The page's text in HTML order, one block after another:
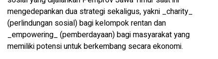
mengedepankan dua strategi sekaligus, yakni _charity_
(perlindungan sosial) bagi kelompok rentan dan
_empowering_ (pemberdayaan) bagi masyarakat yang
memiliki potensi untuk berkembang secara ekonomi.